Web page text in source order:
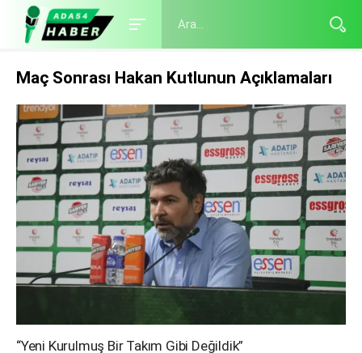
Maç Sonrası Hakan Kutlunun Açıklamaları
“Yeni Kurulmuş Bir Takım Gibi Değildik”